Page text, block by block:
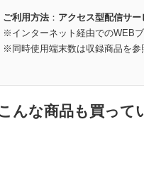
ご利用方法
アクセス型配信サー
※インターネット経由でのWEB
※同時使用端末数は収録商品を参
んな商品も買って